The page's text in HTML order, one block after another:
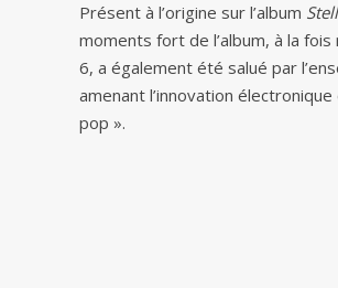
Présent à l’origine sur l’album
moments fort de l’album, à la
6, a également été salué par
amenant l’innovation
pop ».